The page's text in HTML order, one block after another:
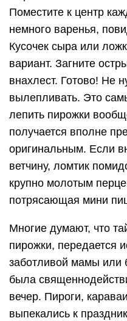
Поместите к центр
немного варенья,
Кусочек сыра или
вариант. Загните
внахлест. Готово! Не
вылепливать. Это
лепить пирожки
получается вполне
оригинальным. Если
ветчину, ломтик
крупно молотым
потрясающая мини
Многие думают, что
пирожки, передается
заботливой мамы или
была
вечер. Пироги,
выпекались к